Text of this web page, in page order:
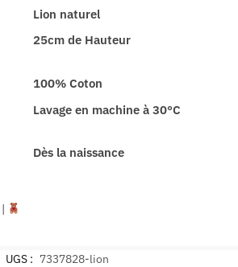
Lion naturel
25cm de Hauteur
100% Coton
Lavage en machine à 30°C
Dès la naissance
|
UGS : 7337828-lion